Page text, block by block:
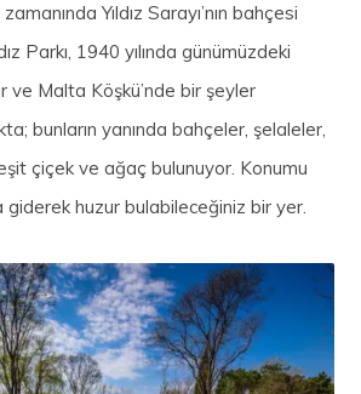
Yıldız Sarayı’nın bahçesi
Parkı, 1940 yılında günümüzdeki
ve Malta Köşkü’nde bir şeyler
bunların yanında bahçeler, şelaleler,
çiçek ve ağaç bulunuyor. Konumu
giderek huzur bulabileceğiniz bir yer.